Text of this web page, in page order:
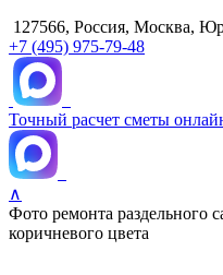
127566, Россия, Москва,
+7 (495) 975-79-48
Точный расчет сметы
∧
Фото ремонта раздельного
коричневого цвета